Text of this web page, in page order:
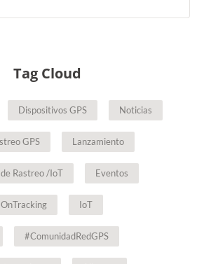
Tag Cloud
Dispositivos GPS Noticias
GPS Lanzamiento
Rastreo /IoT Eventos
OnTracking IoT
#ComunidadRedGPS